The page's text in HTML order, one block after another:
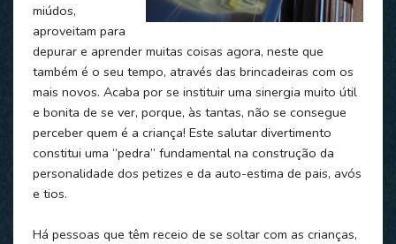
miúdos,
aproveitam para
depurar e aprender muitas coisas agora, neste que
também é o seu tempo, através das brincadeiras com os
mais novos. Acaba por se instituir uma sinergia muito útil
e bonita de se ver, porque, às tantas, não se consegue
perceber quem é a criança! Este salutar divertimento
constitui uma “pedra” fundamental na construção da
personalidade dos petizes e da auto-estima de pais, avós
e tios.
Há pessoas que têm receio de se soltar com as crianças,